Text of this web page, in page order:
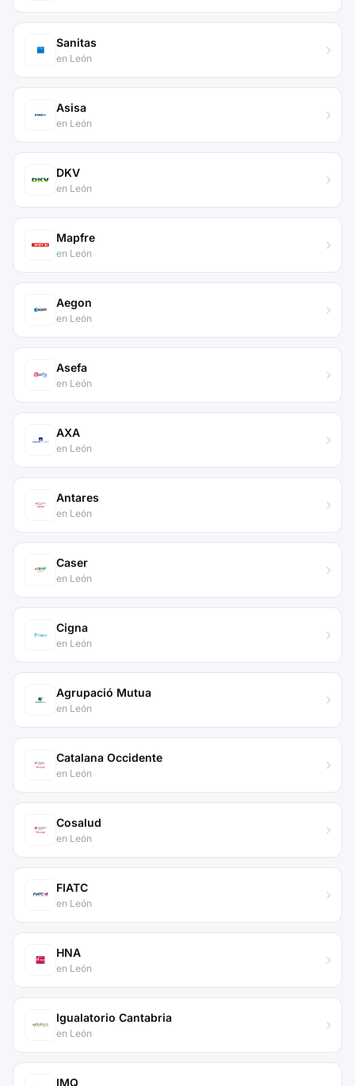
Sanitas
en León
Asisa
en León
DKV
en León
Mapfre
en León
Aegon
en León
Asefa
en León
AXA
en León
Antares
en León
Caser
en León
Cigna
en León
Agrupació Mutua
en León
Catalana Occidente
en León
Cosalud
en León
FIATC
en León
HNA
en León
Igualatorio Cantabria
en León
IMQ